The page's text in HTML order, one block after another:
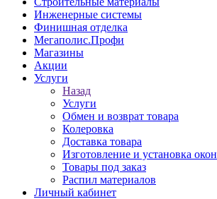
Инженерные системы
Финишная отделка
Мегаполис.Профи
Магазины
Акции
Услуги
Назад
Услуги
Обмен и возврат товара
Колеровка
Доставка товара
Изготовление и установка окон
Товары под заказ
Распил материалов
Личный кабинет